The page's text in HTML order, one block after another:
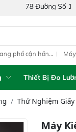
Số 1A, Khu Phố 4,
phổ cận hồng
NIR
Thiết Bị Đo
Thử Nghiệm Giấy
Máy